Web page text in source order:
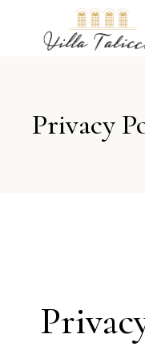
Privacy